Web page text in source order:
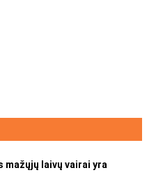
mažųjų laivų vairai yra